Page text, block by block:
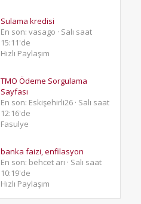
Sulama kredisi
En son: vasago
Salı saat
15:11'de
Hızlı Paylaşım
TMO Ödeme Sorgulama
Sayfası
En son: Eskişehirli26 Salı saat
12:16'de
Fasulye
banka faizi, enfilasyon
En son: behcet arı
Salı saat
10:19'de
Hızlı Paylaşım